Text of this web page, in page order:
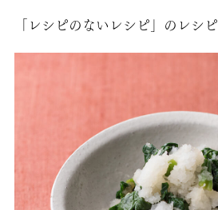
「レシピのないレシピ」のレシピ